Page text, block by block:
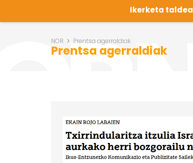
Ikerketa taldea
NOR Prentsa agerraldiak
Prentsa agerraldiak